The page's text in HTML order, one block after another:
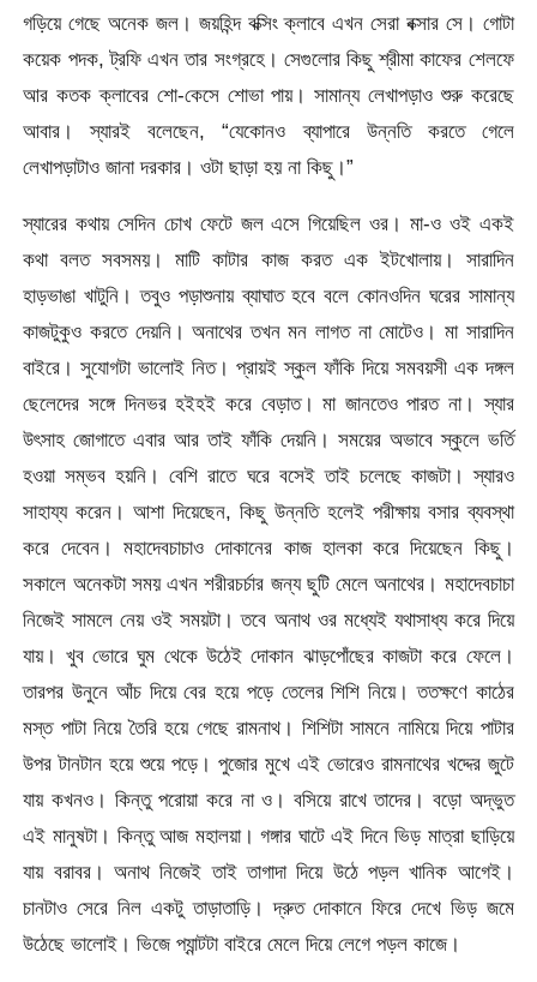
গড়িয়ে গেছে অনেক জল। জয়হিন্দ বক্সিং ক্লাবে এখন সেরা বক্সার সে। গোটা
কয়েক পদক, ট্রফি এখন তার সংগ্রহে। সেগুলোর কিছু শ্রীমা কাফের শেলফে
আর কতক ক্লাবের শো-কেসে শোভা পায়। সামান্য লেখাপড়াও শুরু করেছে
আবার। স্যারই বলেছেন, “যেকোনও ব্যাপারে উন্নতি করতে গেলে
লেখাপড়াটাও জানা দরকার। ওটা ছাড়া হয় না কিছু।”
স্যারের কথায় সেদিন চোখ ফেটে জল এসে গিয়েছিল ওর। মা-ও ওই একই
কথা বলত সবসময়। মাটি কাটার কাজ করত এক ইটখোলায়। সারাদিন
হাড়ভাঙা খাটুনি। তবুও পড়াশুনায় ব্যাঘাত হবে বলে কোনওদিন ঘরের সামান্য
কাজটুকুও করতে দেয়নি। অনাথের তখন মন লাগত না মোটেও। মা সারাদিন
বাইরে। সুযোগটা ভালোই নিত। প্রায়ই স্কুল ফাঁকি দিয়ে সমবয়সী এক দঙ্গল
ছেলেদের সঙ্গে দিনভর হইহই করে বেড়াত। মা জানতেও পারত না। স্যার
উৎসাহ জোগাতে এবার আর তাই ফাঁকি দেয়নি। সময়ের অভাবে স্কুলে ভর্তি
হওয়া সম্ভব হয়নি। বেশি রাতে ঘরে বসেই তাই চলেছে কাজটা। স্যারও
সাহায্য করেন। আশা দিয়েছেন, কিছু উন্নতি হলেই পরীক্ষায় বসার ব্যবস্থা
করে দেবেন। মহাদেবচাচাও দোকানের কাজ হালকা করে দিয়েছেন কিছু।
সকালে অনেকটা সময় এখন শরীরচর্চার জন্য ছুটি মেলে অনাথের। মহাদেবচাচা
নিজেই সামলে নেয় ওই সময়টা। তবে অনাথ ওর মধ্যেই যথাসাধ্য করে দিয়ে
যায়। খুব ভোরে ঘুম থেকে উঠেই দোকান ঝাড়পোঁছের কাজটা করে ফেলে।
তারপর উনুনে আঁচ দিয়ে বের হয়ে পড়ে তেলের শিশি নিয়ে। ততক্ষণে কাঠের
মস্ত পাটা নিয়ে তৈরি হয়ে গেছে রামনাথ। শিশিটা সামনে নামিয়ে দিয়ে পাটার
উপর টানটান হয়ে শুয়ে পড়ে। পুজোর মুখে এই ভোরেও রামনাথের খদ্দের জুটে
যায় কখনও। কিন্তু পরোয়া করে না ও। বসিয়ে রাখে তাদের। বড়ো অদ্ভুত
এই মানুষটা। কিন্তু আজ মহালয়া। গঙ্গার ঘাটে এই দিনে ভিড় মাত্রা ছাড়িয়ে
যায় বরাবর। অনাথ নিজেই তাই তাগাদা দিয়ে উঠে পড়ল খানিক আগেই।
চানটাও সেরে নিল একটু তাড়াতাড়ি। দ্রুত দোকানে ফিরে দেখে ভিড় জমে
উঠেছে ভালোই। ভিজে প্যান্টটা বাইরে মেলে দিয়ে লেগে পড়ল কাজে।